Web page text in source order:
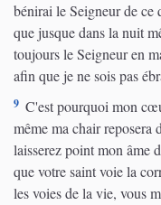
bénirai le Seigneur de
que jusque dans la nuit
toujours le Seigneur en
afin que je ne sois pas
9 C'est pourquoi mon
même ma chair reposera
laisserez point mon âme
que votre saint voie la
les voies de la vie, vous